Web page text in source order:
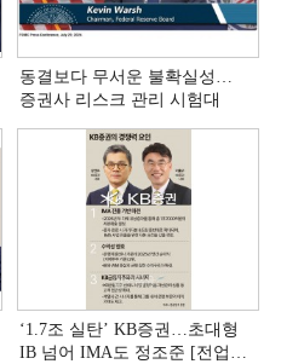
동결보다 무서운 불확실성…
증권사 리스크 관리 시험대
‘1.7조 실탄’ KB증권…초대형
IB 넘어 IMA도 정조준 [전업계